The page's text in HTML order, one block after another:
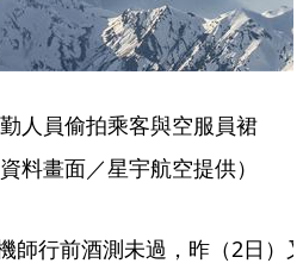
人員偷拍乘客與空服員裙
料畫面／星宇航空提供）
師行前酒測未過，昨（2日）